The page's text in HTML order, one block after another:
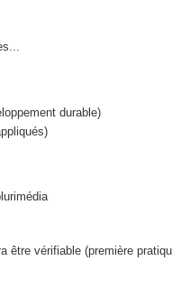
durable)
être vérifiable (première